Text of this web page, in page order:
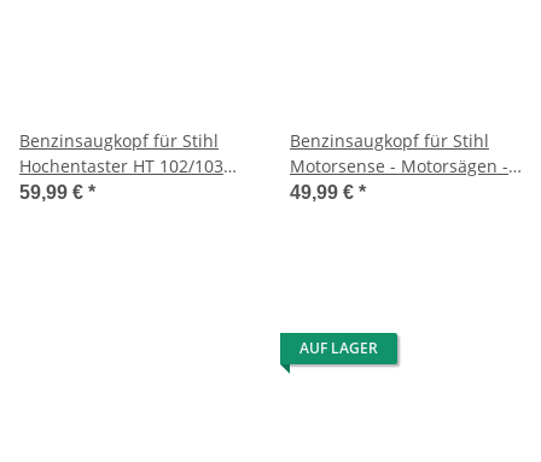
Benzinsaugkopf für Stihl
Hochentaster HT 102/103
usw.
59,99 € *
Benzinsaugkopf für Stihl
Motorsense - Motorsägen -
Trennschleifer
49,99 € *
AUF LAGER